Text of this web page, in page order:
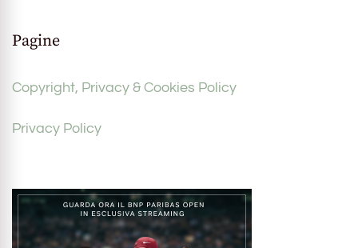
Pagine
Copyright, Privacy & Cookies Policy
Privacy Policy